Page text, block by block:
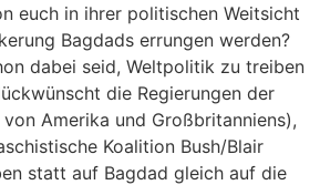
euch in ihrer politischen Weitsicht
Bagdads errungen werden?
dabei seid, Weltpolitik zu treiben
die Regierungen der
Amerika und Großbritanniens),
Koalition Bush/Blair
statt auf Bagdad gleich auf die